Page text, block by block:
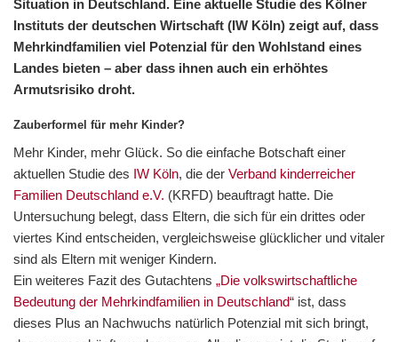
Situation in Deutschland. Eine aktuelle Studie des Kölner
Instituts der deutschen Wirtschaft (IW Köln) zeigt auf, dass
Mehrkindfamilien viel Potenzial für den Wohlstand eines
Landes bieten – aber dass ihnen auch ein erhöhtes
Armutsrisiko droht.
Zauberformel für mehr Kinder?
Mehr Kinder, mehr Glück. So die einfache Botschaft einer
aktuellen Studie des IW Köln, die der Verband kinderreicher
Familien Deutschland e.V. (KRFD) beauftragt hatte. Die
Untersuchung belegt, dass Eltern, die sich für ein drittes oder
viertes Kind entscheiden, vergleichsweise glücklicher und vitaler
sind als Eltern mit weniger Kindern.
Ein weiteres Fazit des Gutachtens „Die volkswirtschaftliche
Bedeutung der Mehrkindfamilien in Deutschland“ ist, dass
dieses Plus an Nachwuchs natürlich Potenzial mit sich bringt,